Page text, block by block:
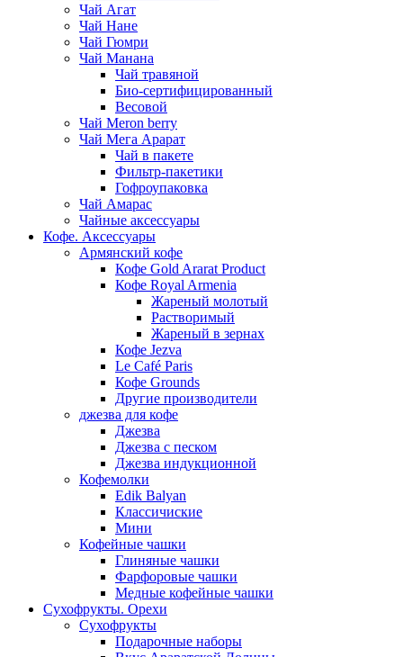
Чай Агат
Чай Нане
Чай Гюмри
Чай Манана
Чай травяной
Био-сертифицированный
Весовой
Чай Meron berry
Чай Мега Арарат
Чай в пакете
Фильтр-пакетики
Гофроупаковка
Чай Амарас
Чайные аксессуары
Кофе. Аксессуары
Армянский кофе
Кофе Gold Ararat Product
Кофе Royal Armenia
Жареный молотый
Растворимый
Жареный в зернах
Кофе Jezva
Le Café Paris
Кофе Grounds
Другие производители
джезва для кофе
Джезва
Джезва с песком
Джезва индукционной
Кофемолки
Edik Balyan
Классичиские
Мини
Кофейные чашки
Глиняные чашки
Фарфоровые чашки
Медные кофейные чашки
Сухофрукты. Орехи
Сухофрукты
Подарочные наборы